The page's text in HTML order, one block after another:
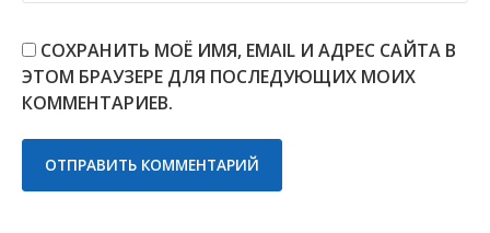
СОХРАНИТЬ МОЁ ИМЯ, EMAIL И АДРЕС САЙТА В
ЭТОМ БРАУЗЕРЕ ДЛЯ ПОСЛЕДУЮЩИХ МОИХ
КОММЕНТАРИЕВ.